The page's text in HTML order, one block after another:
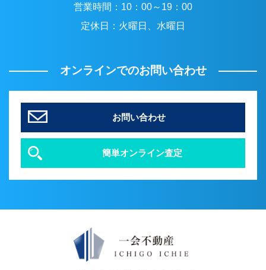
営業時間： 10：00～19：00
定休日： 火曜日、水曜日
オンラインでのお問い合わせ
お問い合わせ
簡単オンライン査定